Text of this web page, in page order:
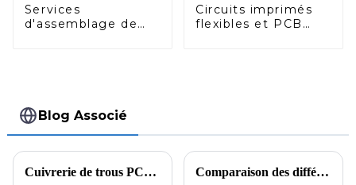
Services
d'assemblage de
Circuits imprimés
flexibles et PCB
Blog Associé
Cuivrerie de trous PCB - Lignes de placage de remplissage de vias Comparaison des différences entre les normes IPC2 et IPC3